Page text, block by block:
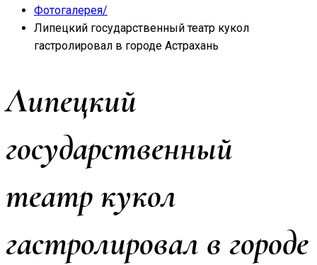
Фотогалерея/
Липецкий государственный театр кукол
гастролировал в городе Астрахань
Липецкий
государственный
театр кукол
гастролировал в городе